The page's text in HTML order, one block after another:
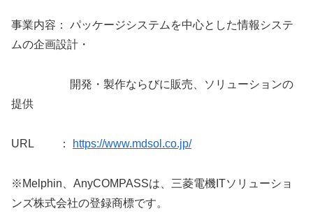
事業内容： パッケージシステムを中心とした情報システ
ムの企画設計・
開発・製作ならびに販売、ソリューションの
提供
URL ： https://www.mdsol.co.jp/
※Melphin、AnyCOMPASSは、三菱電機ITソリューショ
ンズ株式会社の登録商標です。